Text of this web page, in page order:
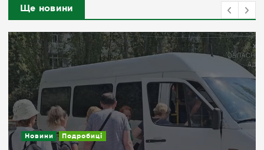
Ще новини
Новини Подробиці